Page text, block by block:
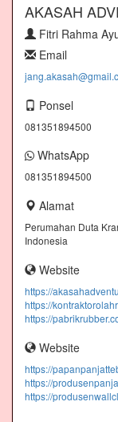
AKASAH
Fitri Rahma
Email
Ponsel
081351894500
WhatsApp
081351894500
Alamat
Perumahan Duta
Indonesia
Website
https://
https://
https://
Website
https://
https://
https://